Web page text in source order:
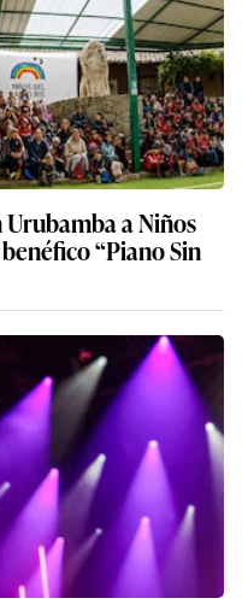
a Niños
“Piano Sin